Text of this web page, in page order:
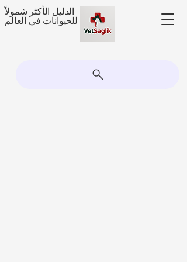
الدليل الأكثر شمولاً
للحيوانات في العالم